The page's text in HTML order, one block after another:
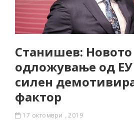
Станишев: Новото
одложување од
силен
фактор
17 октомври , 2019